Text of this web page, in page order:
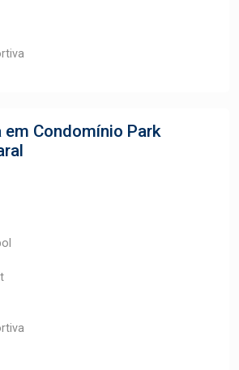
em Condomínio Park